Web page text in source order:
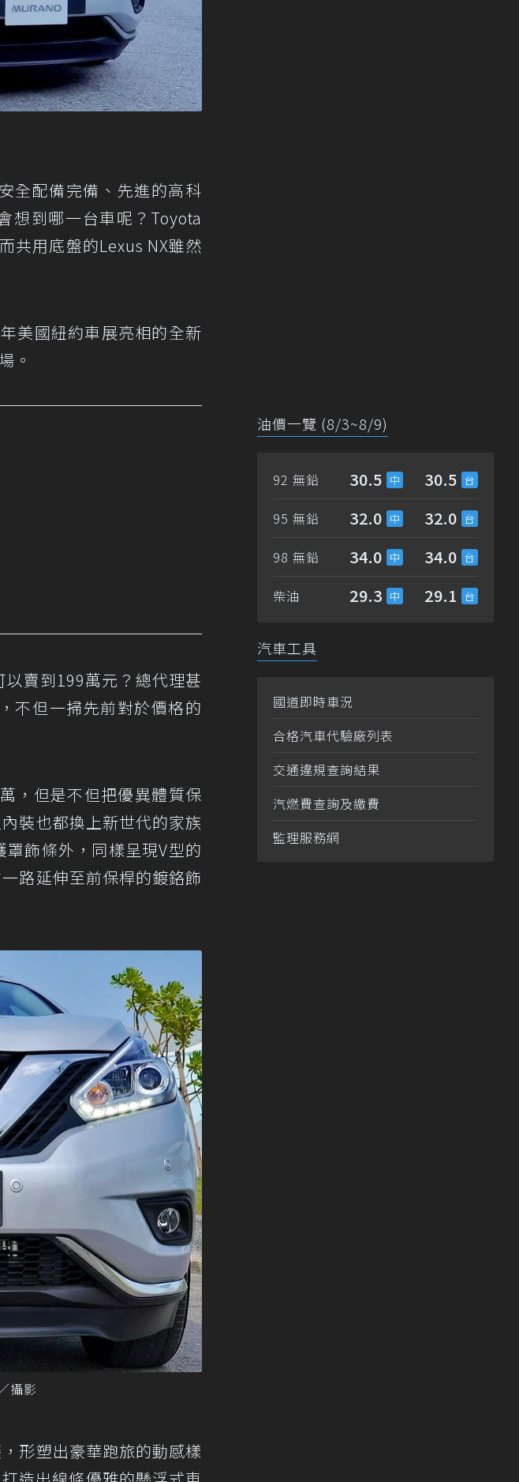
全配備完備、先進的高科
想到哪一台車呢？Toyota
共用底盤的Lexus NX雖然
美國紐約車展亮相的全新
。
賣到199萬元？總代理甚
不但一掃先前對於價格的
，但是不但把優異體質保
裝也都換上新世代的家族
飾條外，同樣呈現V型的
路延伸至前保桿的鍍鉻飾
攝影
形塑出豪華跑旅的動感樣
油價一覽 (8/3~8/9)
92 無鉛 30.5 30.5
95 無鉛 32.0 32.0
98 無鉛 34.0 34.0
柴油 29.3 29.1
汽車工具
國道即時車況
合格汽車代驗廠列表
交通違規查詢結果
汽燃費查詢及繳費
監理服務網